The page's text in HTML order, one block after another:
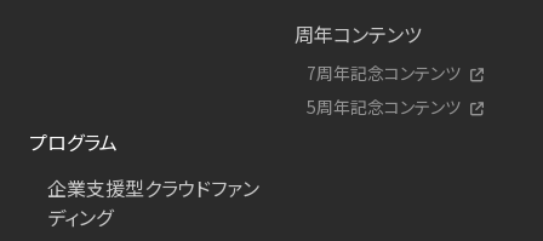
周年コンテンツ
7周年記念コンテンツ
5周年記念コンテンツ
プログラム
企業支援型クラウドファン
ディング